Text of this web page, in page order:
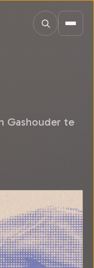
Gashouder te